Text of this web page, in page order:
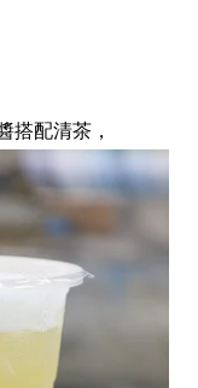
搭配清茶，